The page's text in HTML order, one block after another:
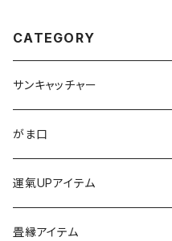
CATEGORY
サンキャッチャー
ストラップ
チャーム
バッグチャーム
がま口
ちびがま
カードケース
運氣UPアイテム
畳縁アイテム